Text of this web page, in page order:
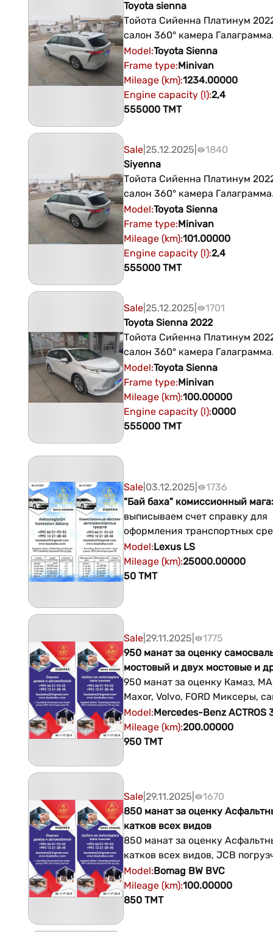
Toyota sienna
Тойота Сийенна Платинум
салон 360° камера Галаграмма
Безпроводной зарядник Хемме
функциялары ищжен
атмадык хичиси 100%
озинден пес машин билен
Model:Toyota Sienna
Frame type:Minivan
Mileage (km):1234.00000
Engine capacity (l):2,4
555000 TMT
Sale |25.12.2025
1840
Siyenna
Тойота Сийенна Платинум
салон 360° камера Галаграмма
Безпроводной зарядник Хемме
функциялары ищжен
атмадык хичиси 100%
озинден пес машин билен
Model:Toyota Sienna
Frame type:Minivan
Mileage (km):101.00000
Engine capacity (l):2,4
555000 TMT
Sale |25.12.2025
1701
Toyota Sienna 2022
Тойота Сийенна Платинум
салон 360° камера Галаграмма
Безпроводной зарядник Хемме
функциялары ищжен
атмадык хичиси 100%
озинден пес машин билен
Model:Toyota Sienna
Frame type:Minivan
Mileage (km):100.00000
Engine capacity (l):0000
555000 TMT
Sale 03.12.2025
1736
"Бай баха" комиссионный
выписываем счет справку для
оформления транспортных
между организациями в ГАИ
сельхоз. Наш адрес Ашхабад
Аква комплекса по Советской
Model:Lexus LS
Mileage (km):25000.00000
50 TMT
Sale |29.11.2025
1775
950 манат за оценку
мостовый и двух мостовые и
950 манат за оценку Камаз,
Maxor, Volvo, FORD Миксеры,
одна мостовый и двух мостовый
Ашхабад перекресток улиц
Ататюрка Ледовый дворец
Model:Mercedes-Benz ACTROS
Mileage (km):200.00000
950 TMT
Sale |29.11.2025
1670
850 манат за оценку
катков всех видов
850 манат за оценку
катков всех видов, JCB
Greyder, Traktor, Kara,
Kara, Прицепы только двух
(сельскохозяйственные и
Model:Bomag BW BVC
Mileage (km):100.00000
850 TMT